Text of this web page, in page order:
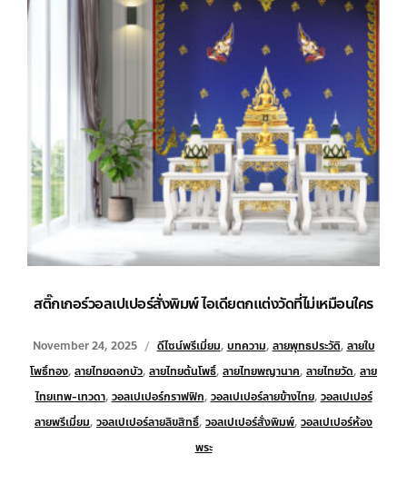
สติ๊กเกอร์วอลเปเปอร์สั่งพิมพ์ ไอเดียตกแต่งวัดที่ไม่เหมือนใคร
November 24, 2025 ดีไซน์พรีเมี่ยม, บทความ, ลายพุทธประวัติ, ลายใบ
โพธิ์ทอง, ลายไทยดอกบัว, ลายไทยต้นโพธิ์, ลายไทยพญานาค, ลายไทยวัด, ลาย
ไทยเทพ-เทวดา, วอลเปเปอร์กราฟฟิก, วอลเปเปอร์ลายข้างไทย, วอลเปเปอร์
ลายพรีเมี่ยม, วอลเปเปอร์ลายลิขสิทธิ์, วอลเปเปอร์สั่งพิมพ์, วอลเปเปอร์ห้อง
พระ